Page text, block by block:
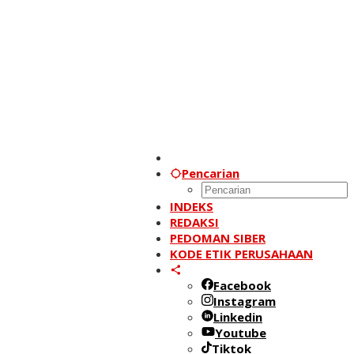
Pencarian
INDEKS
REDAKSI
PEDOMAN SIBER
KODE ETIK PERUSAHAAN
Facebook
Instagram
Linkedin
Youtube
Tiktok